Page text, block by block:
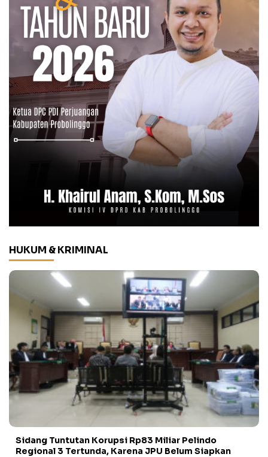
HUKUM & KRIMINAL
Sidang Tuntutan Korupsi Rp83 Miliar Pelindo
Regional 3 Tertunda, Karena JPU Belum Siapkan